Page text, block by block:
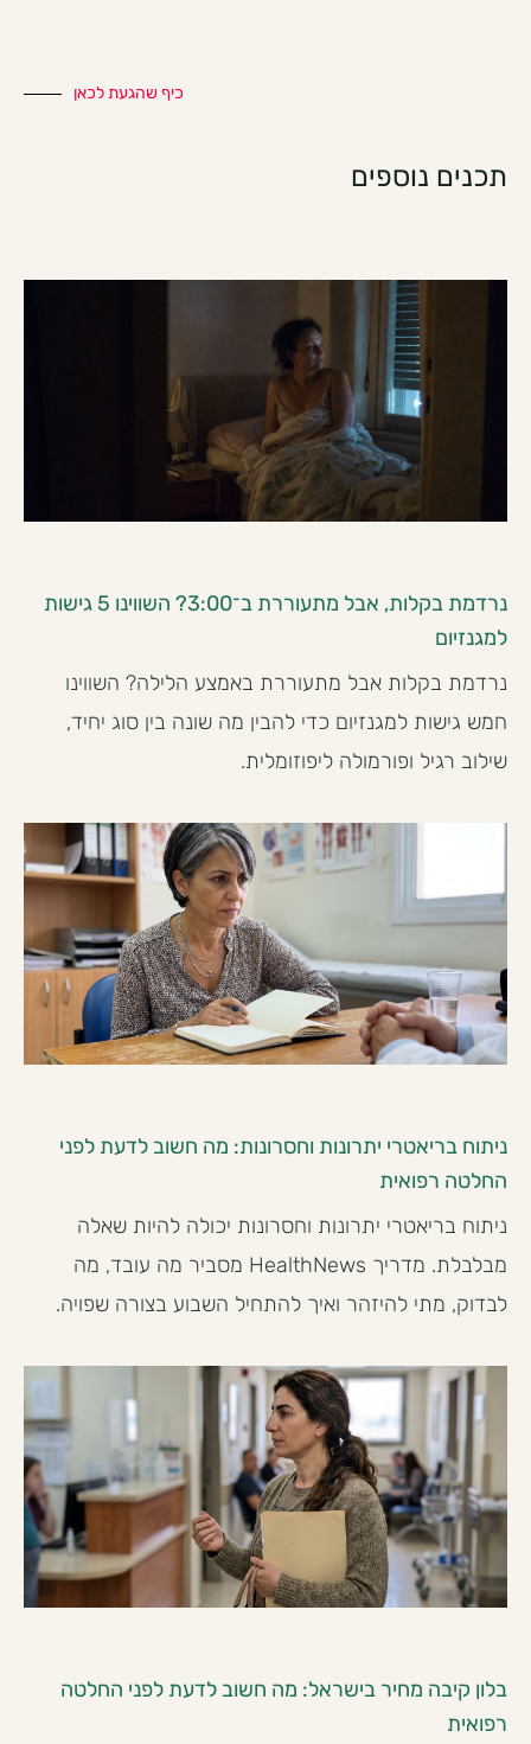
כיף שהגעת לכאן
תכנים נוספים
נרדמת בקלות, אבל מתעוררת ב־3:00? השווינו 5 גישות
למגנזיום
נרדמת בקלות אבל מתעוררת באמצע הלילה? השווינו
חמש גישות למגנזיום כדי להבין מה שונה בין סוג יחיד,
שילוב רגיל ופורמולה ליפוזומלית.
ניתוח בריאטרי יתרונות וחסרונות: מה חשוב לדעת לפני
החלטה רפואית
ניתוח בריאטרי יתרונות וחסרונות יכולה להיות שאלה
מבלבלת. מדריך HealthNews מסביר מה עובד, מה
לבדוק, מתי להיזהר ואיך להתחיל השבוע בצורה שפויה.
בלון קיבה מחיר בישראל: מה חשוב לדעת לפני החלטה
רפואית